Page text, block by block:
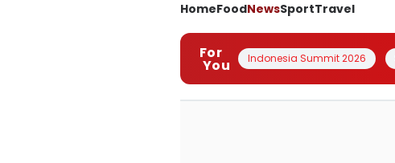
HomeFoodNewsSportTravel
For
You Indonesia Summit 2026